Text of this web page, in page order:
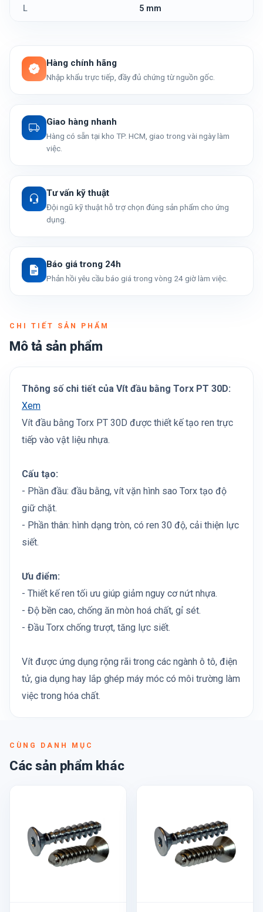
L 5 mm
Hàng chính hãng
Nhập khẩu trực tiếp, đầy đủ chứng từ nguồn gốc.
Giao hàng nhanh
Hàng có sẵn tại kho TP. HCM, giao trong vài ngày làm
việc.
Tư vấn kỹ thuật
Đội ngũ kỹ thuật hỗ trợ chọn đúng sản phẩm cho ứng
dụng.
Báo giá trong 24h
Phản hồi yêu cầu báo giá trong vòng 24 giờ làm việc.
CHI TIẾT SẢN PHẨM
Mô tả sản phẩm
Thông số chi tiết của Vít đầu bằng Torx PT 30D:
Xem
Vít đầu bằng Torx PT 30D được thiết kế tạo ren trực
tiếp vào vật liệu nhựa.
Cấu tạo:
- Phần đầu: đầu bằng, vít vặn hình sao Torx tạo độ
giữ chặt.
- Phần thân: hình dạng tròn, có ren 30 độ, cải thiện lực
siết.
Ưu điểm:
- Thiết kế ren tối ưu giúp giảm nguy cơ nứt nhựa.
- Độ bền cao, chống ăn mòn hoá chất, gỉ sét.
- Đầu Torx chống trượt, tăng lực siết.
Vít được ứng dụng rộng rãi trong các ngành ô tô, điện
tử, gia dụng hay lắp ghép máy móc có môi trường làm
việc trong hóa chất.
CÙNG DANH MỤC
Các sản phẩm khác